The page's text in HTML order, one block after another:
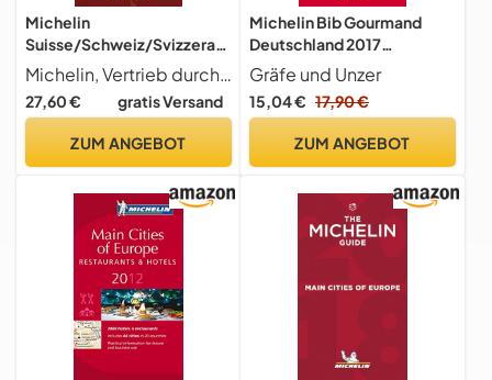
Michelin
Suisse/Schweiz/Svizzera
2019: Hotels & Restaurants
(MICHELIN Hotelführer)
Michelin, Vertrieb durch TRAVEL HOUSE MEDIA
27,60 € gratis Versand
ZUM ANGEBOT
Michelin Bib Gourmand
Deutschland 2017
(MICHELIN Hotelführer)
Gräfe und Unzer
15,04 € 17,90 €
ZUM ANGEBOT